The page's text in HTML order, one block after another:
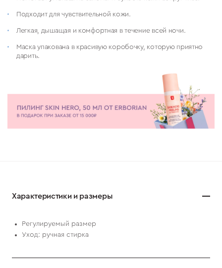
Подходит для чувствительной кожи.
Легкая, дышащая и комфортная в течение всей ночи.
Маска упакована в красивую коробочку, которую приятно
дарить.
Характеристики и размеры
Регулируемый размер
Уход: ручная стирка